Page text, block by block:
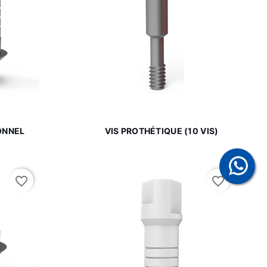
Aperçu rapide
VIS PROTHÉTIQUE (10 VIS)
favorite_border favorite_border